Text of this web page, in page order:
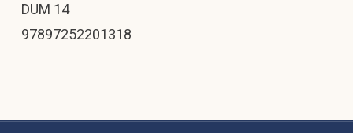
DUM 14
97897252201318